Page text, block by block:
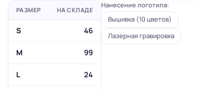
РАЗМЕР НА СКЛАДЕ
S 46
M 99
L 24
Нанесение логотипа:
Вышивка (10 цветов)
Лазерная гравировка